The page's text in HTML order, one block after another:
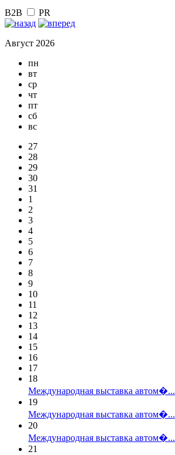
B2B PR
Август 2026
пн
вт
ср
чт
пт
сб
вс
27
28
29
30
31
1
2
3
4
5
6
7
8
9
10
11
12
13
14
15
16
17
18
Международная выставка автом�...
19
Международная выставка автом�...
20
Международная выставка автом�...
21